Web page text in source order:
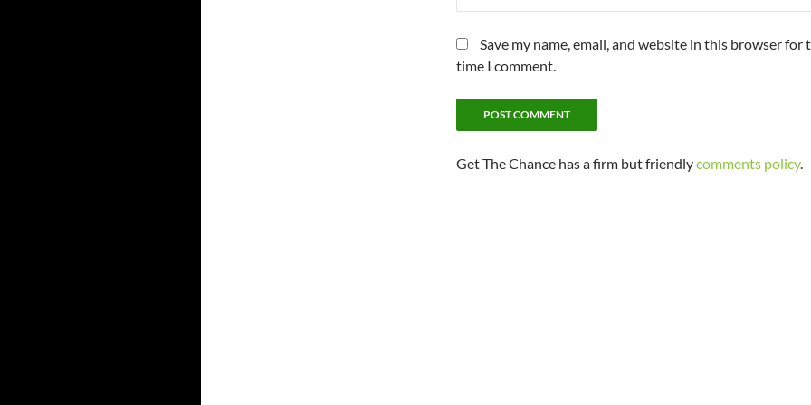
Save my name, email, and website in this browser for
time I comment.
Get The Chance has a firm but friendlycomments policy.